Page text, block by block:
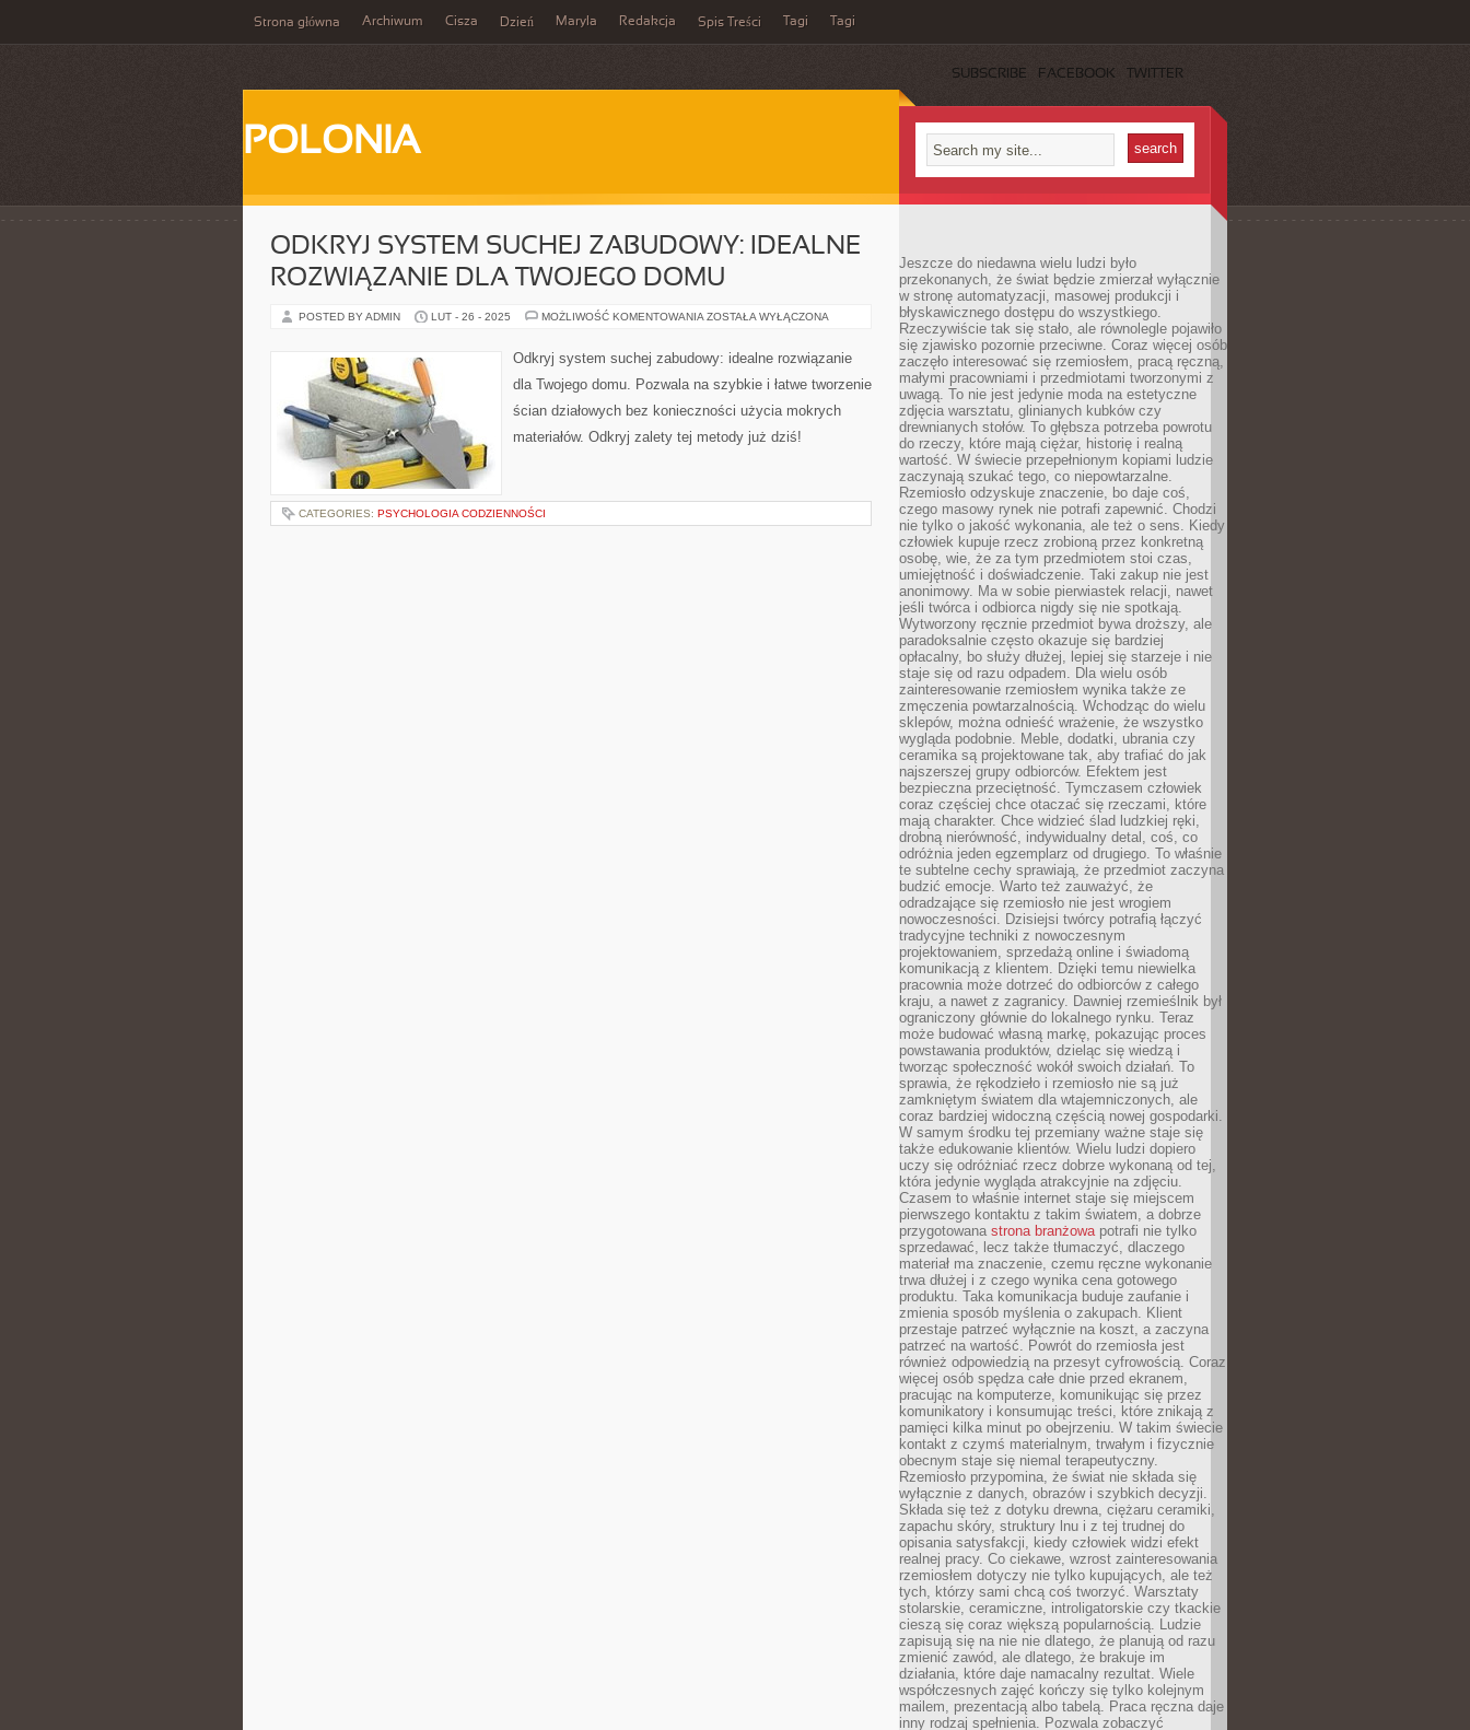
Strona główna Archiwum Cisza Dzień Maryla Redakcja Spis Treści Tagi Tagi
SUBSCRIBE FACEBOOK TWITTER
POLONIA
ODKRYJ SYSTEM SUCHEJ ZABUDOWY: IDEALNE
ROZWIĄZANIE DLA TWOJEGO DOMU
POSTED BY ADMIN LUT - 26 - 2025 MOŻLIWOŚĆ KOMENTOWANIA ODKRYJ
ZABUDOWY:
IDEALNE
DLA
DOMU
ZOSTAŁA WYŁĄCZONA
Odkryj system suchej zabudowy: idealne rozwiązanie
dla Twojego domu. Pozwala na szybkie i łatwe tworzenie
ścian działowych bez konieczności użycia mokrych
materiałów. Odkryj zalety tej metody już dziś!
CATEGORIES: PSYCHOLOGIA CODZIENNOŚCI
Jeszcze do niedawna wielu ludzi było
przekonanych, że świat będzie zmierzał wyłącznie
w stronę automatyzacji, masowej produkcji i
błyskawicznego dostępu do wszystkiego.
Rzeczywiście tak się stało, ale równolegle pojawiło
się zjawisko pozornie przeciwne. Coraz więcej osób
zaczęło interesować się rzemiosłem, pracą ręczną,
małymi pracowniami i przedmiotami tworzonymi z
uwagą. To nie jest jedynie moda na estetyczne
zdjęcia warsztatu, glinianych kubków czy
drewnianych stołów. To głębsza potrzeba powrotu
do rzeczy, które mają ciężar, historię i realną
wartość. W świecie przepełnionym kopiami ludzie
zaczynają szukać tego, co niepowtarzalne.
Rzemiosło odzyskuje znaczenie, bo daje coś,
czego masowy rynek nie potrafi zapewnić. Chodzi
nie tylko o jakość wykonania, ale też o sens. Kiedy
człowiek kupuje rzecz zrobioną przez konkretną
osobę, wie, że za tym przedmiotem stoi czas,
umiejętność i doświadczenie. Taki zakup nie jest
anonimowy. Ma w sobie pierwiastek relacji, nawet
jeśli twórca i odbiorca nigdy się nie spotkają.
Wytworzony ręcznie przedmiot bywa droższy, ale
paradoksalnie często okazuje się bardziej
opłacalny, bo służy dłużej, lepiej się starzeje i nie
staje się od razu odpadem. Dla wielu osób
zainteresowanie rzemiosłem wynika także ze
zmęczenia powtarzalnością. Wchodząc do wielu
sklepów, można odnieść wrażenie, że wszystko
wygląda podobnie. Meble, dodatki, ubrania czy
ceramika są projektowane tak, aby trafiać do jak
najszerszej grupy odbiorców. Efektem jest
bezpieczna przeciętność. Tymczasem człowiek
coraz częściej chce otaczać się rzeczami, które
mają charakter. Chce widzieć ślad ludzkiej ręki,
drobną nierówność, indywidualny detal, coś, co
odróżnia jeden egzemplarz od drugiego. To właśnie
te subtelne cechy sprawiają, że przedmiot zaczyna
budzić emocje. Warto też zauważyć, że
odradzające się rzemiosło nie jest wrogiem
nowoczesności. Dzisiejsi twórcy potrafią łączyć
tradycyjne techniki z nowoczesnym
projektowaniem, sprzedażą online i świadomą
komunikacją z klientem. Dzięki temu niewielka
pracownia może dotrzeć do odbiorców z całego
kraju, a nawet z zagranicy. Dawniej rzemieślnik był
ograniczony głównie do lokalnego rynku. Teraz
może budować własną markę, pokazując proces
powstawania produktów, dzieląc się wiedzą i
tworząc społeczność wokół swoich działań. To
sprawia, że rękodzieło i rzemiosło nie są już
zamkniętym światem dla wtajemniczonych, ale
coraz bardziej widoczną częścią nowej gospodarki.
W samym środku tej przemiany ważne staje się
także edukowanie klientów. Wielu ludzi dopiero
uczy się odróżniać rzecz dobrze wykonaną od tej,
która jedynie wygląda atrakcyjnie na zdjęciu.
Czasem to właśnie internet staje się miejscem
pierwszego kontaktu z takim światem, a dobrze
przygotowana strona branżowapotrafi nie tylko
sprzedawać, lecz także tłumaczyć, dlaczego
materiał ma znaczenie, czemu ręczne wykonanie
trwa dłużej i z czego wynika cena gotowego
produktu. Taka komunikacja buduje zaufanie i
zmienia sposób myślenia o zakupach. Klient
przestaje patrzeć wyłącznie na koszt, a zaczyna
patrzeć na wartość. Powrót do rzemiosła jest
również odpowiedzią na przesyt cyfrowością. Coraz
więcej osób spędza całe dnie przed ekranem,
pracując na komputerze, komunikując się przez
komunikatory i konsumując treści, które znikają z
pamięci kilka minut po obejrzeniu. W takim świecie
kontakt z czymś materialnym, trwałym i fizycznie
obecnym staje się niemal terapeutyczny.
Rzemiosło przypomina, że świat nie składa się
wyłącznie z danych, obrazów i szybkich decyzji.
Składa się też z dotyku drewna, ciężaru ceramiki,
zapachu skóry, struktury lnu i z tej trudnej do
opisania satysfakcji, kiedy człowiek widzi efekt
realnej pracy. Co ciekawe, wzrost zainteresowania
rzemiosłem dotyczy nie tylko kupujących, ale też
tych, którzy sami chcą coś tworzyć. Warsztaty
stolarskie, ceramiczne, introligatorskie czy tkackie
cieszą się coraz większą popularnością. Ludzie
zapisują się na nie nie dlatego, że planują od razu
zmienić zawód, ale dlatego, że brakuje im
działania, które daje namacalny rezultat. Wiele
współczesnych zajęć kończy się tylko kolejnym
mailem, prezentacją albo tabelą. Praca ręczna daje
inny rodzaj spełnienia. Pozwala zobaczyć